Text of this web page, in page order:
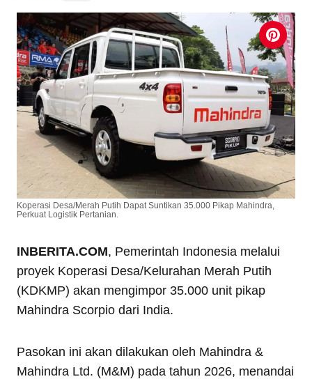
Koperasi Desa/Merah Putih Dapat Suntikan 35.000 Pikap Mahindra,
Perkuat Logistik Pertanian.
INBERITA.COM, Pemerintah Indonesia melalui
proyek Koperasi Desa/Kelurahan Merah Putih
(KDKMP) akan mengimpor 35.000 unit pikap
Mahindra Scorpio dari India.
Pasokan ini akan dilakukan oleh Mahindra &
Mahindra Ltd. (M&M) pada tahun 2026, menandai